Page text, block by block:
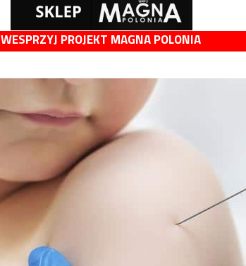
WESPRZYJ PROJEKT MAGNA POLONIA